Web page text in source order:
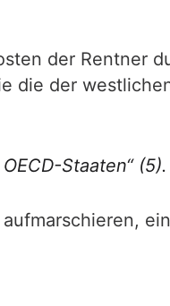
der Rentner
die der
Staaten“ (5).